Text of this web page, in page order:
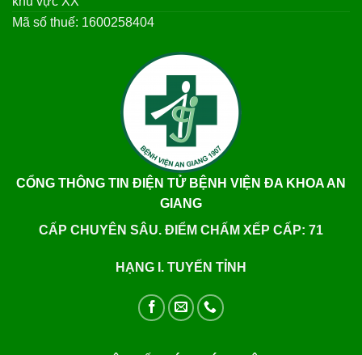
Mã số thuế: 1600258404
CỔNG THÔNG TIN ĐIỆN TỬ BỆNH VIỆN ĐA KHOA AN
GIANG
CẤP CHUYÊN SÂU. ĐIỂM CHẤM XẾP CẤP: 71
HẠNG I. TUYẾN TỈNH